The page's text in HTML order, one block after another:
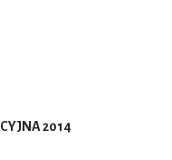
2014